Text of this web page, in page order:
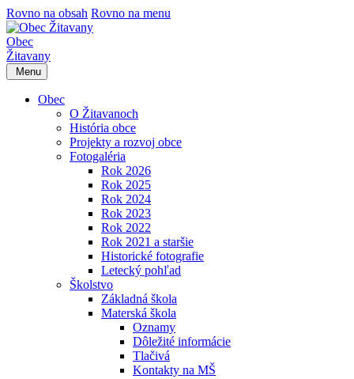
Rovno na obsah Rovno na menu
Obec
Žitavany
Menu
Obec
O Žitavanoch
História obce
Projekty a rozvoj obce
Fotogaléria
Rok 2026
Rok 2025
Rok 2024
Rok 2023
Rok 2022
Rok 2021 a staršie
Historické fotografie
Letecký pohľad
Školstvo
Základná škola
Materská škola
Oznamy
Dôležité informácie
Tlačivá
Kontakty na MŠ